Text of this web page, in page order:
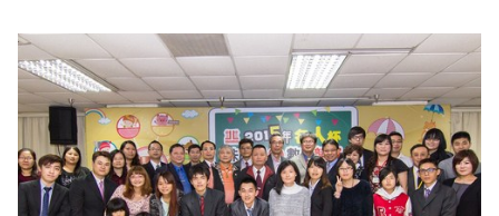
義縣議員陳柏麟、中華實用珠算研究學會秘書長蔡玉碧等多位來貴
賓蒞臨比賽會場鼓勵選手。